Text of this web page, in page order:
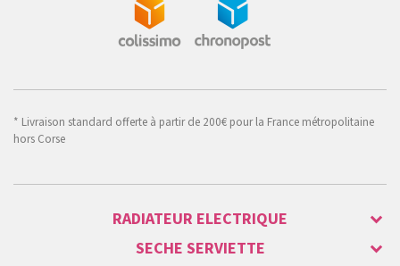
* Livraison standard offerte à partir de 200€ pour la France métropolitaine
hors Corse
RADIATEUR ELECTRIQUE
SECHE SERVIETTE